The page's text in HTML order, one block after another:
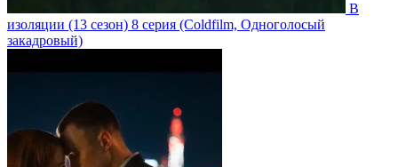
В
изоляции (13 сезон) 8 серия (Coldfilm, Одноголосый
закадровый)